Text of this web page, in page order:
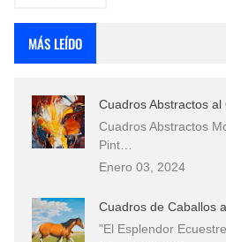
MÁS LEÍDO
Cuadros Abstractos al
Cuadros Abstractos
Pint…
Enero 03, 2024
Cuadros de Caballos
"El Esplendor